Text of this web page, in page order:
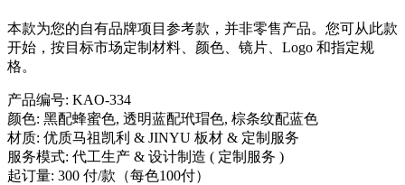
本款为您的自有品牌项目参考款，并非零售产品。您可从此款
开始，按目标市场定制材料、颜色、镜片、Logo 和指定规
格。
产品编号: KAO-334
颜色: 黑配蜂蜜色, 透明蓝配玳瑁色, 棕条纹配蓝色
材质: 优质马祖凯利 & JINYU 板材 & 定制服务
服务模式: 代工生产 & 设计制造 ( 定制服务 )
起订量: 300 付/款（每色100付）